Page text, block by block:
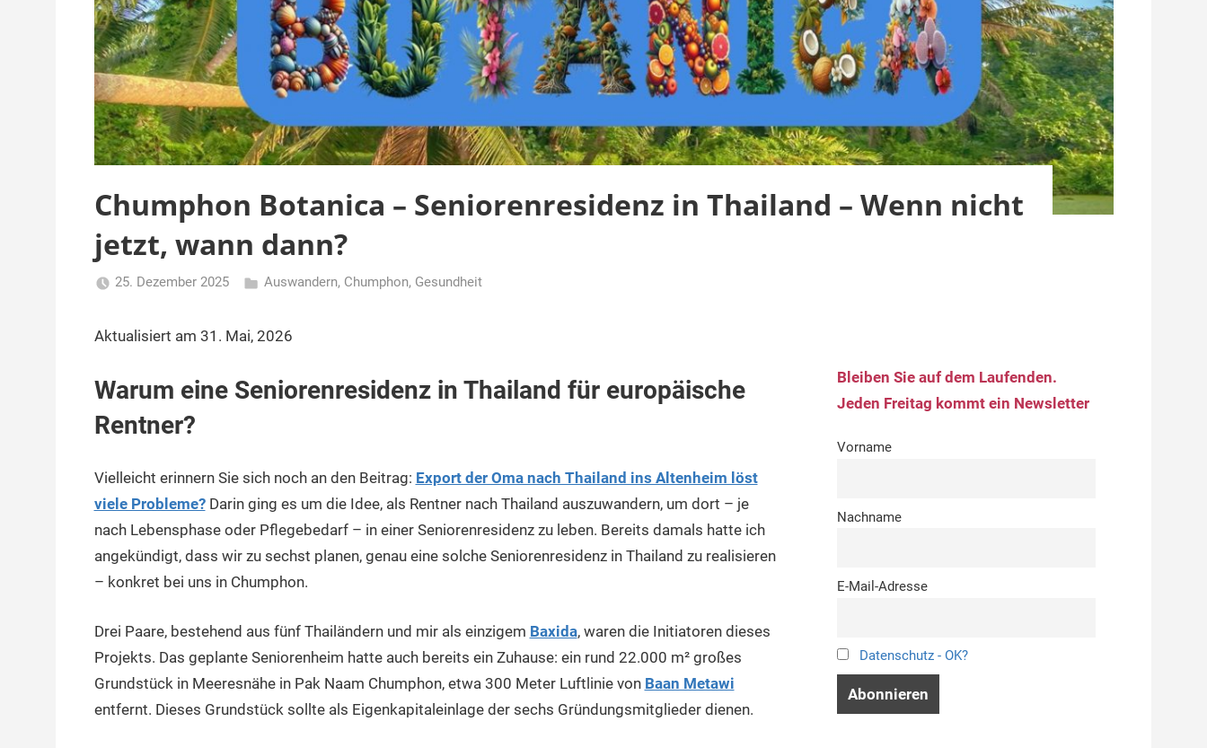
Chumphon Botanica – Seniorenresidenz in Thailand – Wenn nicht
jetzt, wann dann?
25. Dezember 2025
Auswandern, Chumphon, Gesundheit
Aktualisiert am 31. Mai, 2026
Warum eine Seniorenresidenz in Thailand für europäische
Rentner?
Vielleicht erinnern Sie sich noch an den Beitrag: Export der Oma nach Thailand ins Altenheim löst
viele Probleme?Darin ging es um die Idee, als Rentner nach Thailand auszuwandern, um dort – je
nach Lebensphase oder Pflegebedarf – in einer Seniorenresidenz zu leben. Bereits damals hatte ich
angekündigt, dass wir zu sechst planen, genau eine solche Seniorenresidenz in Thailand zu realisieren
– konkret bei uns in Chumphon.
Drei Paare, bestehend aus fünf Thailändern und mir als einzigem Baxida, waren die Initiatoren dieses
Projekts. Das geplante Seniorenheim hatte auch bereits ein Zuhause: ein rund 22.000 m² großes
Grundstück in Meeresnähe in Pak Naam Chumphon, etwa 300 Meter Luftlinie von Baan Metawi
entfernt. Dieses Grundstück sollte als Eigenkapitaleinlage der sechs Gründungsmitglieder dienen.
Bleiben Sie auf dem Laufenden.
Jeden Freitag kommt ein Newsletter
Vorname
Nachname
E-Mail-Adresse
Datenschutz - OK?